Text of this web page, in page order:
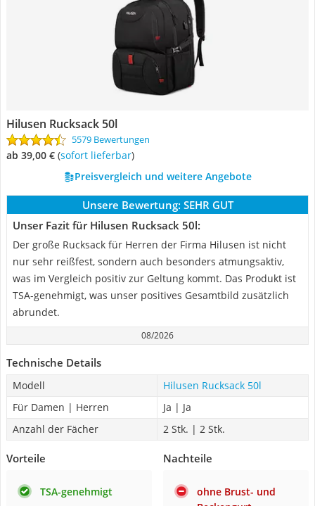
Hilusen Rucksack 50l
5579 Bewertungen
ab 39,00 € ( Sofort lieferbar)
Preisvergleich und weitere Angebote
Unsere Bewertung: SEHR GUT
Unser Fazit für Hilusen Rucksack 50l:
Der große Rucksack für Herren der Firma Hilusen ist nicht
nur sehr reißfest, sondern auch besonders atmungsaktiv,
was im Vergleich positiv zur Geltung kommt. Das Produkt ist
TSA-genehmigt, was unser positives Gesamtbild zusätzlich
abrundet.
08/2026
Technische Details
Modell
Hilusen Rucksack 50l
Für Damen | Herren
Ja | Ja
Anzahl der Fächer
2 Stk. | 2 Stk.
Vorteile
TSA-genehmigt
Nachteile
ohne Brust- und